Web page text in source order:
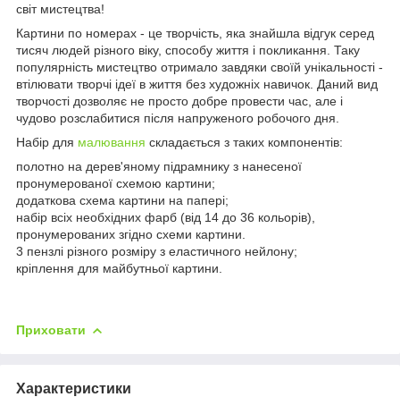
світ мистецтва!
Картини по номерах - це творчість, яка знайшла відгук серед
тисяч людей різного віку, способу життя і покликання. Таку
популярність мистецтво отримало завдяки своїй унікальності -
втілювати творчі ідеї в життя без художніх навичок. Даний вид
творчості дозволяє не просто добре провести час, але і
чудово розслабитися після напруженого робочого дня.
Набір для малювання складається з таких компонентів:
полотно на дерев'яному підрамнику з нанесеної
пронумерованої схемою картини;
додаткова схема картини на папері;
набір всіх необхідних фарб (від 14 до 36 кольорів),
пронумерованих згідно схеми картини.
3 пензлі різного розміру з еластичного нейлону;
кріплення для майбутньої картини.
Приховати
Характеристики